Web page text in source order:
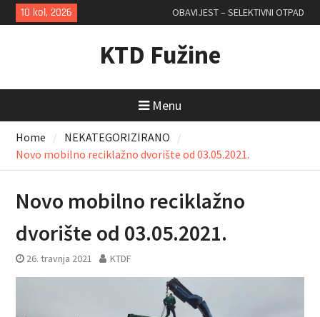
Skip
to
10 kol, 2026 OBAVIJEST – SELEKTIVNI OTPAD
KTD Fužine
Menu
Home
NEKATEGORIZIRANO
Novo mobilno reciklažno dvorište od 03.05.2021.
Novo mobilno reciklažno
dvorište od 03.05.2021.
26. travnja 2021 KTDF